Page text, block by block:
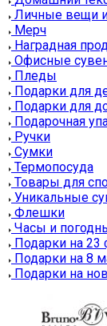
Личные вещи
Мерч
Наградная
Офисные
Пледы
Подарки для
Подарки для
Подарочная
Ручки
Сумки
Термопосуда
Товары для
Уникальные
Флешки
Часы и
Подарки на 23
Подарки на 8
Подарки на